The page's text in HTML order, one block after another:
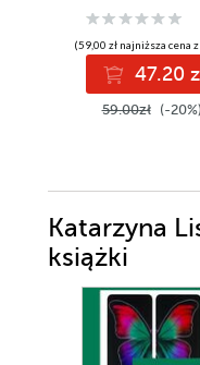
(59,00 zł najniższa cena
47.20
59.00zł (-20%)
Katarzyna
książki